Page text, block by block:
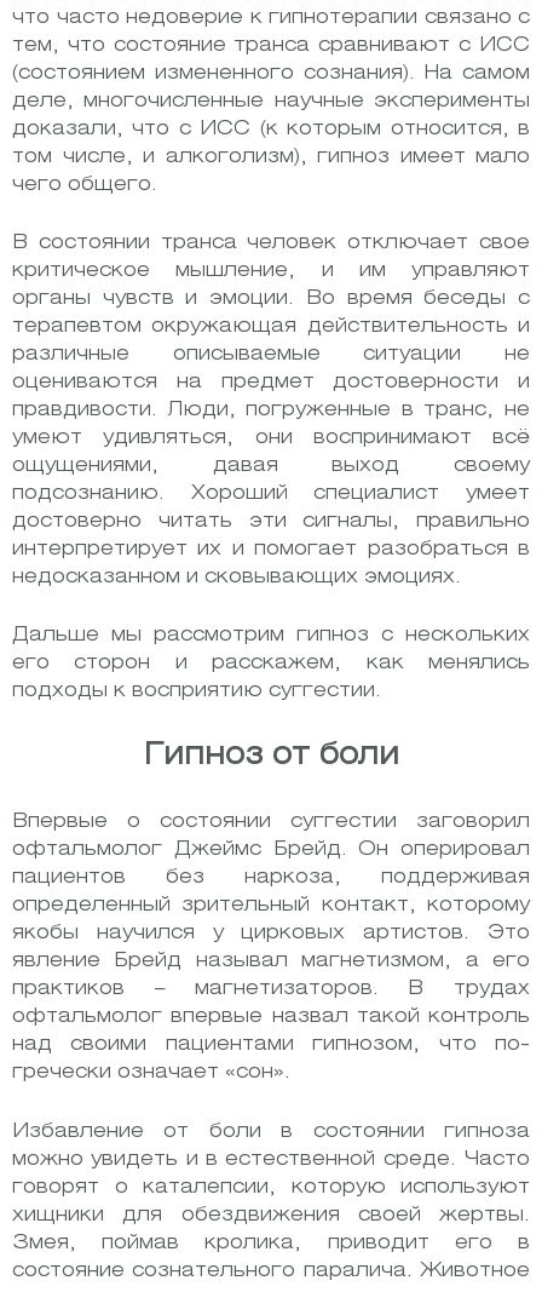
что часто недоверие к гипнотерапии связано с
тем, что состояние транса сравнивают с ИСС
(состоянием измененного сознания). На самом
деле, многочисленные научные эксперименты
доказали, что с ИСС (к которым относится, в
том числе, и алкоголизм), гипноз имеет мало
чего общего.
В состоянии транса человек отключает свое
критическое мышление, и им управляют
органы чувств и эмоции. Во время беседы с
терапевтом окружающая действительность и
различные описываемые ситуации не
оцениваются на предмет достоверности и
правдивости. Люди, погруженные в транс, не
умеют удивляться, они воспринимают всё
ощущениями, давая выход своему
подсознанию. Хороший специалист умеет
достоверно читать эти сигналы, правильно
интерпретирует их и помогает разобраться в
недосказанном и сковывающих эмоциях.
Дальше мы рассмотрим гипноз с нескольких
его сторон и расскажем, как менялись
подходы к восприятию суггестии.
Гипноз от боли
Впервые о состоянии суггестии заговорил
офтальмолог Джеймс Брейд. Он оперировал
пациентов без наркоза, поддерживая
определенный зрительный контакт, которому
якобы научился у цирковых артистов. Это
явление Брейд называл магнетизмом, а его
практиков – магнетизаторов. В трудах
офтальмолог впервые назвал такой контроль
над своими пациентами гипнозом, что по-
гречески означает «сон».
Избавление от боли в состоянии гипноза
можно увидеть и в естественной среде. Часто
говорят о каталепсии, которую используют
хищники для обездвижения своей жертвы.
Змея, поймав кролика, приводит его в
состояние сознательного паралича. Животное